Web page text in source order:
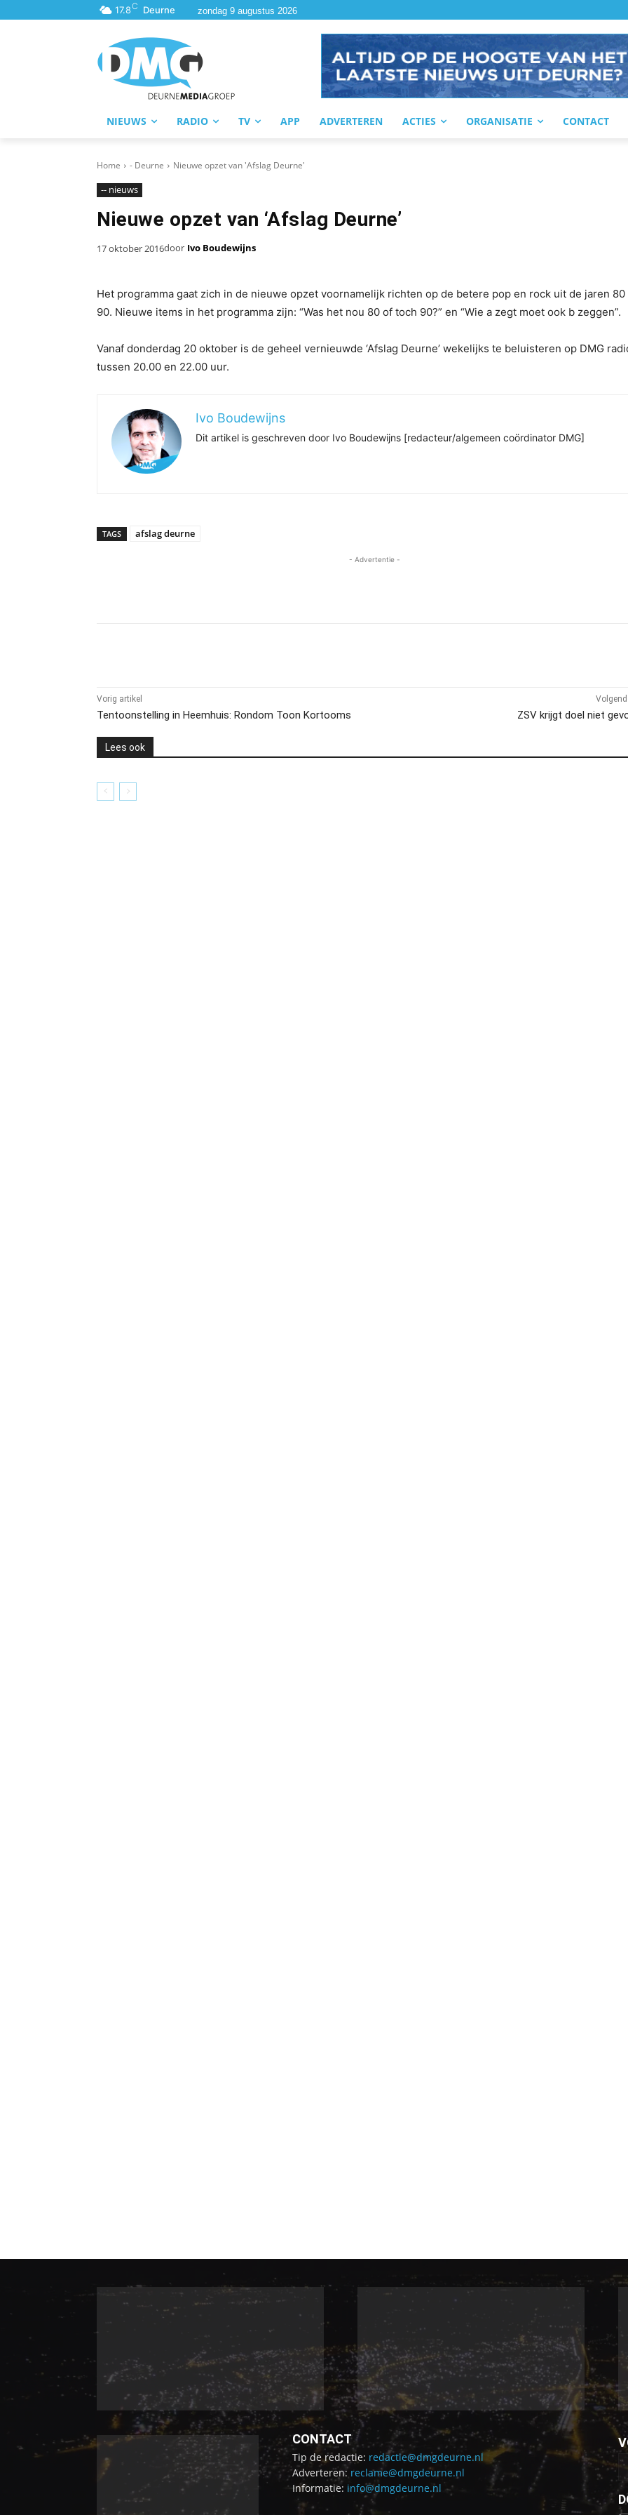
17.8C Deurne zondag 9 augustus 2026
NIEUWS RADIO TV APP ADVERTEREN ACTIES ORGANISATIE CONTACT
Home - Deurne Nieuwe opzet van 'Afslag Deurne'
-- nieuws
Nieuwe opzet van ‘Afslag Deurne’
17 oktober 2016door Ivo Boudewijns
Het programma gaat zich in de nieuwe opzet voornamelijk richten op de betere pop en rock uit de jaren 80
90. Nieuwe items in het programma zijn: “Was het nou 80 of toch 90?” en “Wie a zegt moet ook b zeggen”.
Vanaf donderdag 20 oktober is de geheel vernieuwde ‘Afslag Deurne’ wekelijks te beluisteren op DMG
tussen 20.00 en 22.00 uur.
Ivo Boudewijns
Dit artikel is geschreven door Ivo Boudewijns [redacteur/algemeen coördinator DMG]
TAGS afslag deurne
- Advertentie -
Vorig artikel
Tentoonstelling in Heemhuis: Rondom Toon Kortooms ZSV krijgt doel niet
Lees ook
CONTACT
Tip de redactie: redactie@dmgdeurne.nl
Adverteren: reclame@dmgdeurne.nl
Informatie: info@dmgdeurne.nl